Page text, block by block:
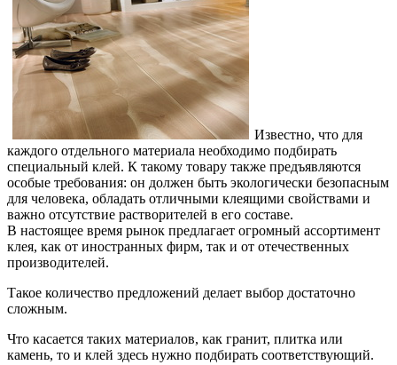
Известно, что для
каждого отдельного материала необходимо подбирать
специальный клей. К такому товару также предъявляются
особые требования: он должен быть экологически безопасным
для человека, обладать отличными клеящими свойствами и
важно отсутствие растворителей в его составе.
В настоящее время рынок предлагает огромный ассортимент
клея, как от иностранных фирм, так и от отечественных
производителей.
Такое количество предложений делает выбор достаточно
сложным.
Что касается таких материалов, как гранит, плитка или
камень, то и клей здесь нужно подбирать соответствующий.